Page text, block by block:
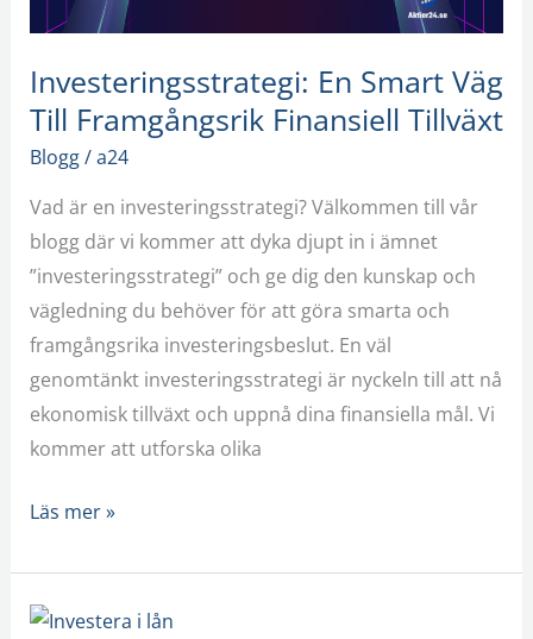
Investeringsstrategi: En Smart Väg
Till Framgångsrik Finansiell Tillväxt
Blogg/a24
Vad är en investeringsstrategi? Välkommen till vår
blogg där vi kommer att dyka djupt in i ämnet
”investeringsstrategi” och ge dig den kunskap och
vägledning du behöver för att göra smarta och
framgångsrika investeringsbeslut. En väl
genomtänkt investeringsstrategi är nyckeln till att nå
ekonomisk tillväxt och uppnå dina finansiella mål. Vi
kommer att utforska olika
Tillväxt
Läs mer »
Investera